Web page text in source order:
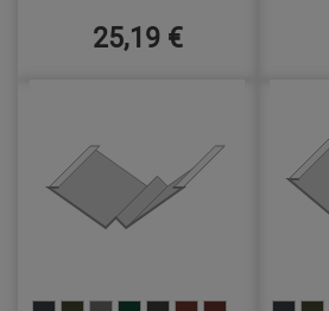
25,19 €